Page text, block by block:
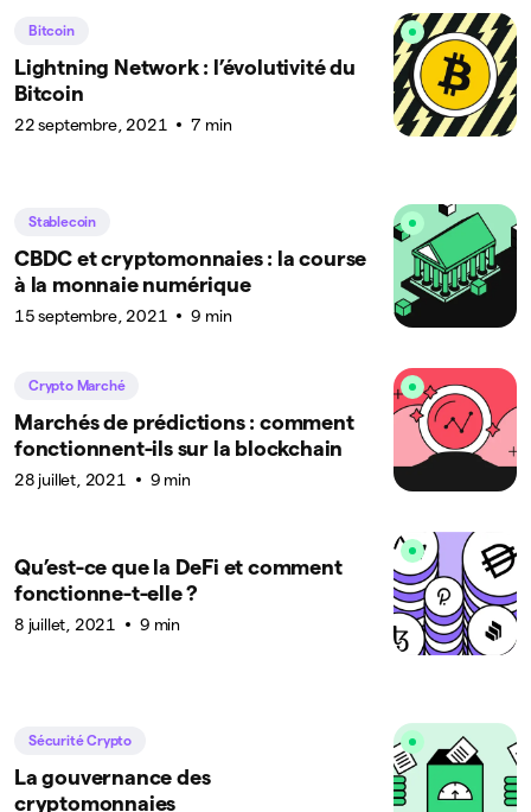
Bitcoin
Lightning Network : l’évolutivité du
Bitcoin
22 septembre, 2021 7 min
Stablecoin
CBDC et cryptomonnaies : la course
à la monnaie numérique
15 septembre, 2021 9 min
Crypto Marché
Marchés de prédictions : comment
fonctionnent-ils sur la blockchain
28 juillet, 2021 9 min
Qu’est-ce que la DeFi et comment
fonctionne-t-elle ?
8 juillet, 2021 9 min
Sécurité Crypto
La gouvernance des
cryptomonnaies